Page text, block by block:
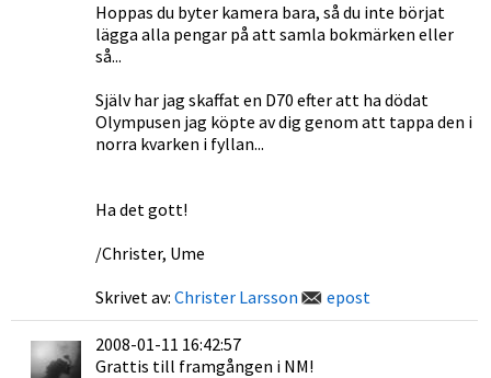
Hoppas du byter kamera bara, så du inte börjat
lägga alla pengar på att samla bokmärken eller
så...
Själv har jag skaffat en D70 efter att ha dödat
Olympusen jag köpte av dig genom att tappa den i
norra kvarken i fyllan...
Ha det gott!
/Christer, Ume
Skrivet av: Christer Larsson epost
2008-01-11 16:42:57
Grattis till framgången i NM!